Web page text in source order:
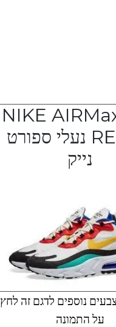
NIKE
REACT נעלי ספורט
נייק
נוספים לדגם זה לחץ
על התמונה